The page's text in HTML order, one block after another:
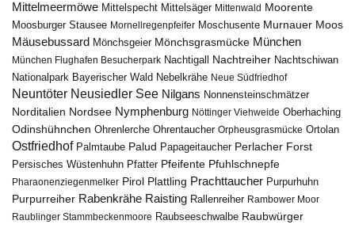
Mittelmeermöwe Mittelspecht Mittelsäger Mittenwald Moorente
Moosburger Stausee Mornellregenpfeifer Moschusente Murnauer Moos
Mäusebussard Mönchsgeier Mönchsgrasmücke München
München Flughafen Besucherpark Nachtigall Nachtreiher Nachtschiwan
Nationalpark Bayerischer Wald Nebelkrähe Neue Südfriedhof
Neuntöter Neusiedler See Nilgans Nonnensteinschmätzer
Norditalien Nordsee Nymphenburg Nöttinger Viehweide Oberhaching
Odinshühnchen Ohrenlerche Ohrentaucher Orpheusgrasmücke Ortolan
Ostfriedhof Palmtaube Palud Papageitaucher Perlacher Forst
Persisches Wüstenhuhn Pfatter Pfeifente Pfuhlschnepfe
Pharaonenziegenmelker Pirol Plattling Prachttaucher Purpurhuhn
Purpurreiher Rabenkrähe Raisting Rallenreiher Rambower Moor
Raublinger Stammbeckenmoore Raubseeschwalbe Raubwürger